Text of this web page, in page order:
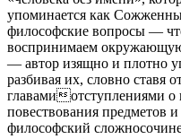
упоминается как
философские вопросы —
воспринимаем окружающую
— автор изящно и плотно
разбивая их, словно ставя
главамиотступлениями о
повествования предметов
философский